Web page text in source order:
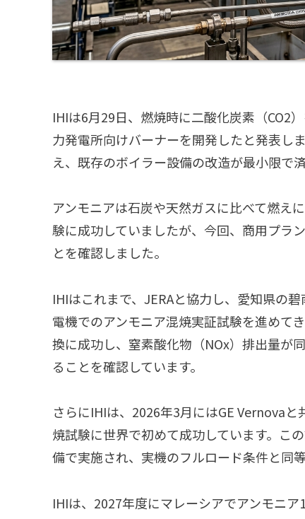
IHIは6月29日、燃焼時に二酸化炭素（CO2
力発電所向けバーナーを開発したと発表し
え、既存のボイラー設備の改造が最小限で
アンモニアは石炭や天然ガスに比べて燃え
験に成功していましたが、今回、商用プラ
とを確認しました。
IHIはこれまで、JERAと協力し、愛知県の
電機でのアンモニア混焼実証試験を進めて
換に成功し、窒素酸化物（NOx）排出量が
ることを確認しています。
さらにIHIは、2026年3月にはGE Vernova
焼試験に世界で初めて成功しています。こ
備で実施され、実機のフルロード条件と同
IHIは、2027年度にマレーシアでアンモニア